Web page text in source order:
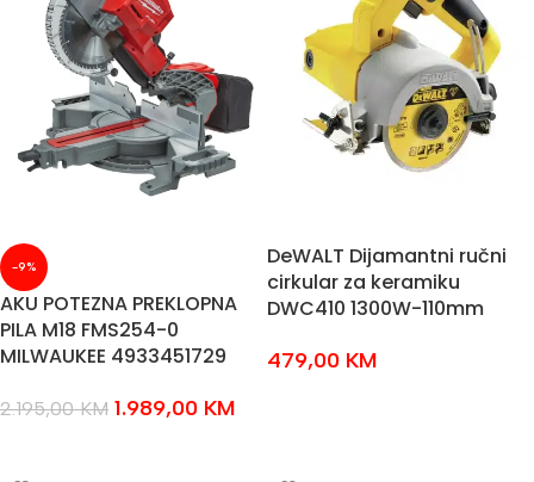
-9%
AKU POTEZNA PREKLOPNA
PILA M18 FMS254-0
MILWAUKEE 4933451729
2.195,00KM 1.989,00 KM
DeWALT Dijamantni ručni
cirkular za keramiku
DWC410 1300W-110mm
479,00 KM